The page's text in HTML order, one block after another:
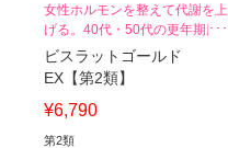
女性ホルモンを整えて代謝を上
げる。40代・50代の更年期脂
肪を落とす
ビスラットゴールド
EX【第2類】
¥6,790
第2類